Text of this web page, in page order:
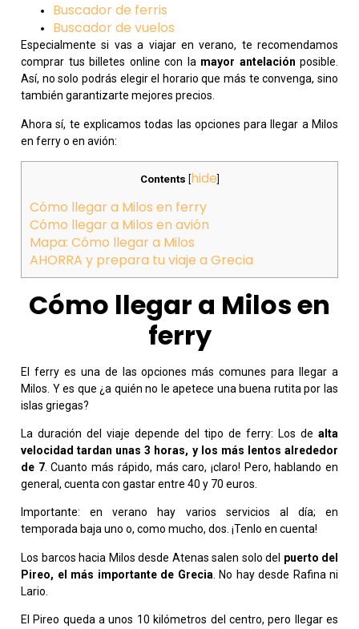
Buscador de ferris
Buscador de vuelos
Especialmente si vas a viajar en verano, te recomendamos
comprar tus billetes online con la mayor antelación posible.
Así, no solo podrás elegir el horario que más te convenga, sino
también garantizarte mejores precios.
Ahora sí, te explicamos todas las opciones para llegar a Milos
en ferry o en avión:
Contents hide
Cómo llegar a Milos en ferry
Cómo llegar a Milos en avión
Mapa: Cómo llegar a Milos
AHORRA y prepara tu viaje a Grecia
Cómo llegar a Milos en
ferry
El ferry es una de las opciones más comunes para llegar a
Milos. Y es que ¿a quién no le apetece una buena rutita por las
islas griegas?
La duración del viaje depende del tipo de ferry: Los de alta
velocidad tardan unas 3 horas, y los más lentos alrededor
de 7. Cuanto más rápido, más caro, ¡claro! Pero, hablando en
general, cuenta con gastar entre 40 y 70 euros.
Importante: en verano hay varios servicios al día; en
temporada baja uno o, como mucho, dos. ¡Tenlo en cuenta!
Los barcos hacia Milos desde Atenas salen solo del puerto del
Pireo, el más importante de Grecia . No hay desde Rafina ni
Lario.
El Pireo queda a unos 10 kilómetros del centro, pero llegar es